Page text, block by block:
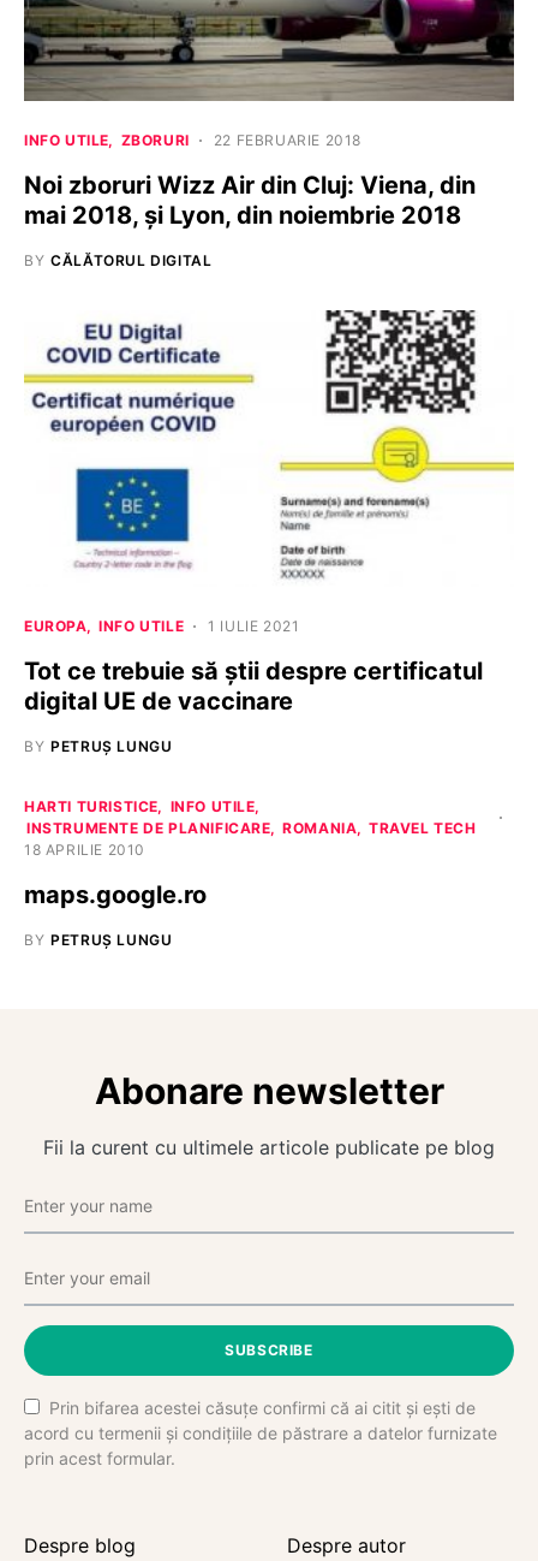
INFO UTILE ZBORURI 22 FEBRUARIE 2018
Noi zboruri Wizz Air din Cluj: Viena, din
mai 2018, și Lyon, din noiembrie 2018
BY CĂLĂTORUL DIGITAL
EUROPA INFO UTILE 1 IULIE 2021
Tot ce trebuie să știi despre certificatul
digital UE de vaccinare
BY PETRUȘ LUNGU
HARTI TURISTICE
INFO UTILE
INSTRUMENTE DE PLANIFICARE
ROMANIA
TRAVEL TECH
18 APRILIE 2010
maps.google.ro
BY PETRUȘ LUNGU
Abonare newsletter
Fii la curent cu ultimele articole publicate pe blog
SUBSCRIBE
Prin bifarea acestei căsuțe confirmi că ai citit și ești de
acord cu termenii și condițiile de păstrare a datelor furnizate
prin acest formular.
Despre blog Despre autor